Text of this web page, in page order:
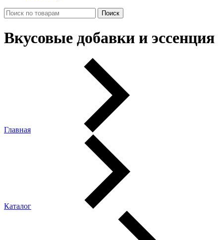
Вкусовые добавки и эссенция
Главная
Каталог